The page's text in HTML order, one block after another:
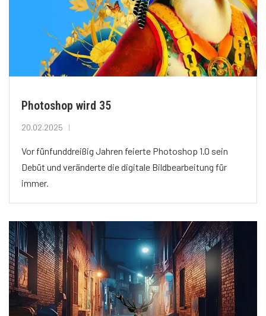
Photoshop wird 35
20.02.2025
Vor fünfunddreißig Jahren feierte Photoshop 1.0 sein
Debüt und veränderte die digitale Bildbearbeitung für
immer.